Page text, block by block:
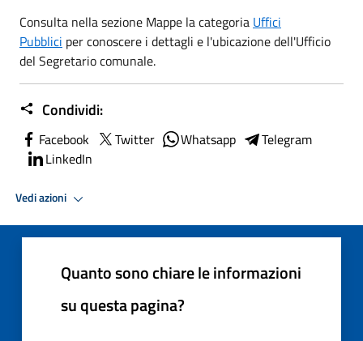
Consulta nella sezione Mappe la categoria Uffici
Pubblici per conoscere i dettagli e l'ubicazione dell'Ufficio
del Segretario comunale.
Condividi:
Facebook Twitter Whatsapp
Telegram
LinkedIn
Vedi azioni
Quanto sono chiare le informazioni
su questa pagina?